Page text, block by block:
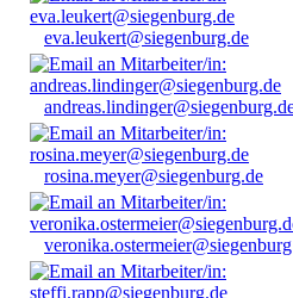
eva.leukert@siegenburg.de
rosina.meyer@siegenburg.de